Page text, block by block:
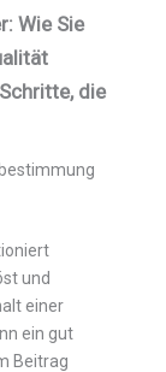
Wie Sie
die
und
einer
ein gut
Beitrag